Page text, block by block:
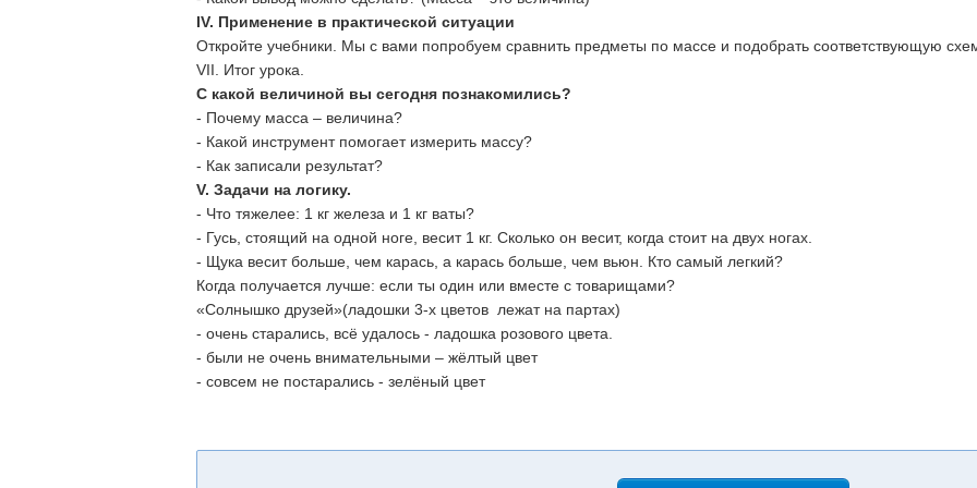
IV. Применение в практической ситуации
Откройте учебники. Мы с вами попробуем сравнить предметы по массе и подобрать соответствующую
VII. Итог урока.
С какой величиной вы сегодня познакомились?
- Почему масса – величина?
- Какой инструмент помогает измерить массу?
- Как записали результат?
V. Задачи на логику.
- Что тяжелее: 1 кг железа и 1 кг ваты?
- Гусь, стоящий на одной ноге, весит 1 кг. Сколько он весит, когда стоит на двух ногах.
- Щука весит больше, чем карась, а карась больше, чем вьюн. Кто самый легкий?
Когда получается лучше: если ты один или вместе с товарищами?
«Солнышко друзей»(ладошки 3-х цветов лежат на партах)
- очень старались, всё удалось - ладошка розового цвета.
- были не очень внимательными – жёлтый цвет
- совсем не постарались - зелёный цвет